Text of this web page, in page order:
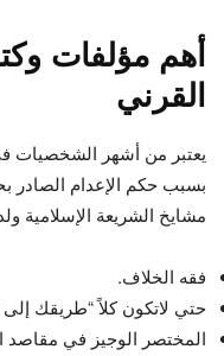
أهم مؤلفات
القرني
يعتبر من أشهر الشخصيات
بسبب حكم الإعدام الصادر
مشايخ الشريعة الإسلامية
فقه الخلاف.
حتي لاتكون كلاً “طريقك إلى
المختصر الوجيز في مقاصد